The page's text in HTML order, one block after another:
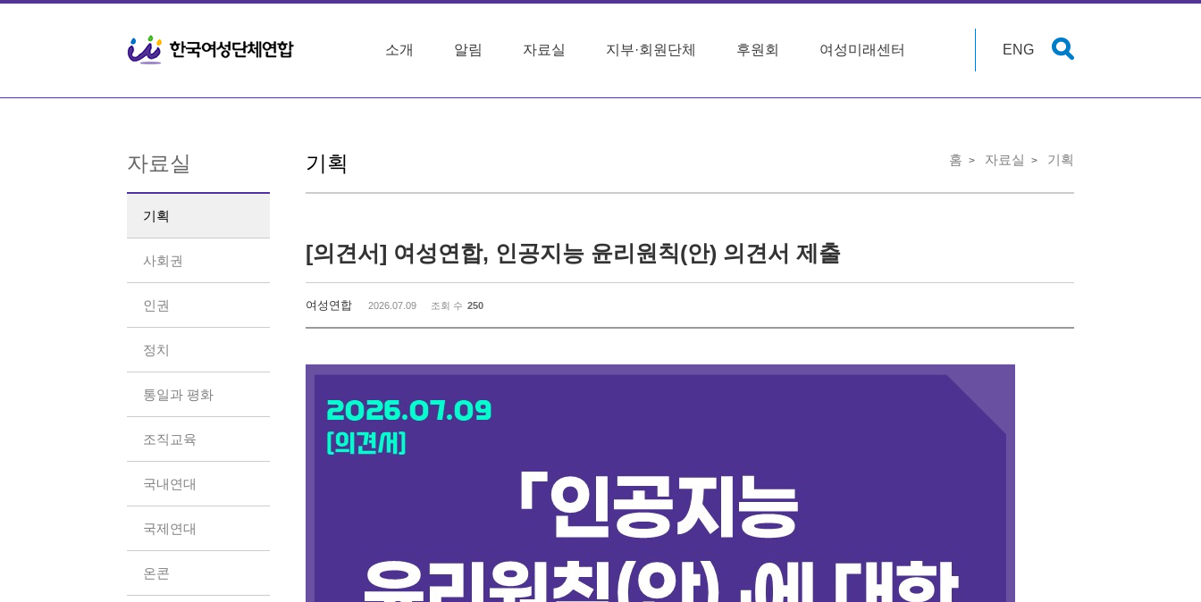
소개 알림 자료실 지부·회원단체 후원회 여성미래센터 ENG
자료실
기획
사회권
인권
정치
통일과 평화
조직교육
국내연대
국제연대
온콘
기획 홈 자료실 기획
[의견서] 여성연합, 인공지능 윤리원칙(안) 의견서 제출
여성연합 2026.07.09 조회 수 250